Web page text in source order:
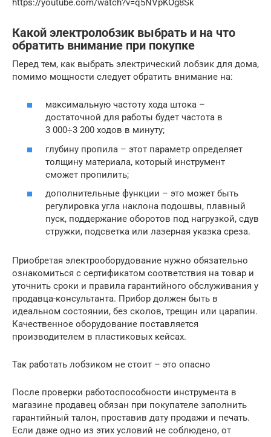
https://youtube.com/watch?v=q5NVpKOg8Sk
Какой электролобзик выбрать и на что
обратить внимание при покупке
Перед тем, как выбрать электрический лобзик для дома,
помимо мощности следует обратить внимание на:
максимальную частоту хода штока –
достаточной для работы будет частота в
3 000÷3 200 ходов в минуту;
глубину пропила – этот параметр определяет
толщину материала, который инструмент
сможет пропилить;
дополнительные функции – это может быть
регулировка угла наклона подошвы, плавный
пуск, поддержание оборотов под нагрузкой, сдув
стружки, подсветка или лазерная указка среза.
Приобретая электрооборудование нужно обязательно
ознакомиться с сертификатом соответствия на товар и
уточнить сроки и правила гарантийного обслуживания у
продавца-консультанта. Прибор должен быть в
идеальном состоянии, без сколов, трещин или царапин.
Качественное оборудование поставляется
производителем в пластиковых кейсах.
Так работать лобзиком не стоит – это опасно
После проверки работоспособности инструмента в
магазине продавец обязан при покупателе заполнить
гарантийный талон, проставив дату продажи и печать.
Если даже одно из этих условий не соблюдено, от